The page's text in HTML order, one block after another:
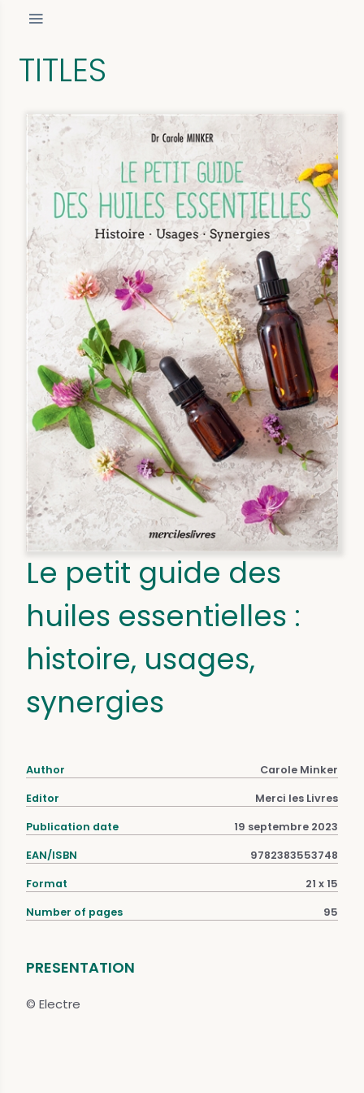
TITLES
Le petit guide des
huiles essentielles :
histoire, usages,
synergies
Author Carole Minker
Editor Merci les Livres
Publication date 19 septembre 2023
EAN/ISBN 9782383553748
Format 21 x 15
Number of pages 95
PRESENTATION
© Electre